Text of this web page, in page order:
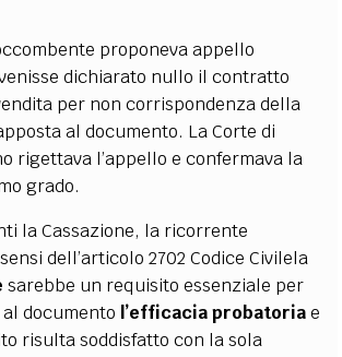
proponeva appello
dichiarato nullo il contratto
per non corrispondenza della
al documento. La Corte di
rigettava l’appello e confermava la
grado.
la Cassazione, la ricorrente
dell’articolo 2702 Codice Civilela
sarebbe un requisito essenziale per
documento l’efficacia probatoriae
risulta soddisfatto con la sola